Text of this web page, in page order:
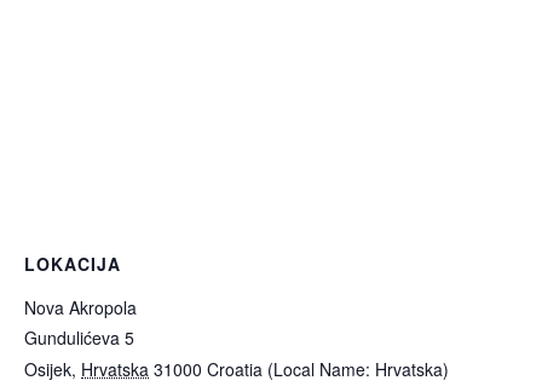
LOKACIJA
Nova Akropola
Gundulićeva 5
Osijek, Hrvatska 31000 Croatia (Local Name: Hrvatska)